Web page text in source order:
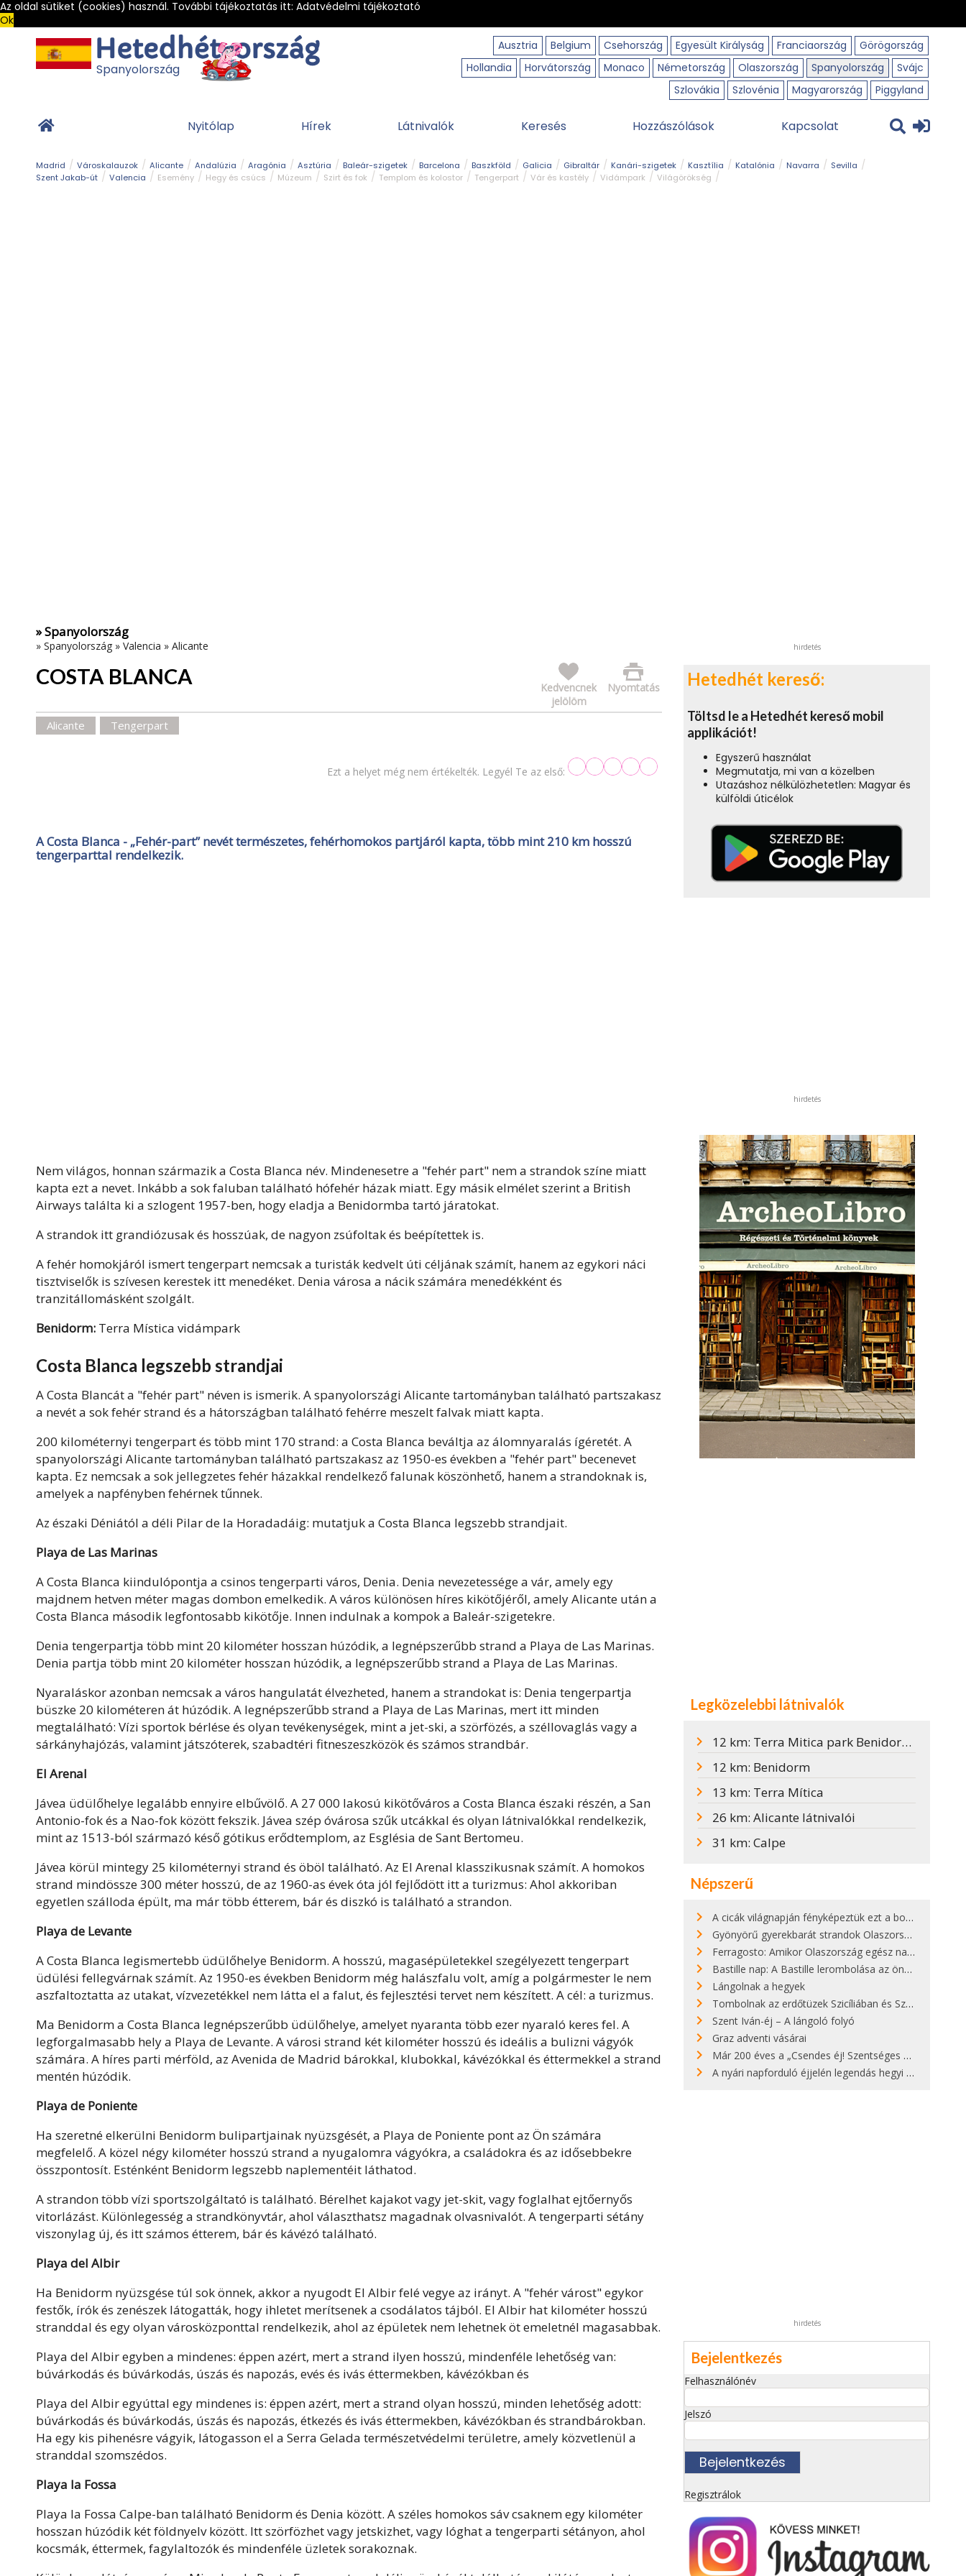
Az oldal sütiket (cookies) használ. További tájékoztatás itt: Adatvédelmi tájékoztató
Ok
Ausztria
Belgium Csehország Egyesült Királyság Franciaország
Görögország
Hollandia
Horvátország Monaco Németország Olaszország Spanyolország
Svájc
Szlovákia
Szlovénia Magyarország Piggyland
Spanyolország
Nyitólap Hírek Látnivalók Keresés Hozzászólások Kapcsolat
Madrid Városkalauzok Alicante Andalúzia Aragónia Asztúria Baleár-szigetek Barcelona Baszkföld Galicia Gibraltár Kanári-szigetek Kasztília Katalónia Navarra
Sevilla
Szent Jakab-út
Valencia Esemény Hegy és csúcs Múzeum Szirt és fok Templom és kolostor Tengerpart Vár és kastély Vidámpark Világörökség
» Spanyolország
» Spanyolország » Valencia » Alicante
COSTA BLANCA Nyomtatás
Kedvencnek
jelölöm
Alicante Tengerpart
Ezt a helyet még nem értékelték. Legyél Te az első:
A Costa Blanca - „Fehér-part” nevét természetes, fehérhomokos partjáról kapta, több mint 210 km hosszú
tengerparttal rendelkezik.
Nem világos, honnan származik a Costa Blanca név. Mindenesetre a "fehér part" nem a strandok színe miatt
kapta ezt a nevet. Inkább a sok faluban található hófehér házak miatt. Egy másik elmélet szerint a British
Airways találta ki a szlogent 1957-ben, hogy eladja a Benidormba tartó járatokat.
A strandok itt grandiózusak és hosszúak, de nagyon zsúfoltak és beépítettek is.
A fehér homokjáról ismert tengerpart nemcsak a turisták kedvelt úti céljának számít, hanem az egykori náci
tisztviselők is szívesen kerestek itt menedéket. Denia városa a nácik számára menedékként és
tranzitállomásként szolgált.
Benidorm: Terra Mística vidámpark
Costa Blanca legszebb strandjai
A Costa Blancát a "fehér part" néven is ismerik. A spanyolországi Alicante tartományban található partszakasz
a nevét a sok fehér strand és a hátországban található fehérre meszelt falvak miatt kapta.
200 kilométernyi tengerpart és több mint 170 strand: a Costa Blanca beváltja az álomnyaralás ígéretét. A
spanyolországi Alicante tartományban található partszakasz az 1950-es években a "fehér part" becenevet
kapta. Ez nemcsak a sok jellegzetes fehér házakkal rendelkező falunak köszönhető, hanem a strandoknak is,
amelyek a napfényben fehérnek tűnnek.
Az északi Déniától a déli Pilar de la Horadadáig: mutatjuk a Costa Blanca legszebb strandjait.
Playa de Las Marinas
A Costa Blanca kiindulópontja a csinos tengerparti város, Denia. Denia nevezetessége a vár, amely egy
majdnem hetven méter magas dombon emelkedik. A város különösen híres kikötőjéről, amely Alicante után a
Costa Blanca második legfontosabb kikötője. Innen indulnak a kompok a Baleár-szigetekre.
Denia tengerpartja több mint 20 kilométer hosszan húzódik, a legnépszerűbb strand a Playa de Las Marinas.
Denia partja több mint 20 kilométer hosszan húzódik, a legnépszerűbb strand a Playa de Las Marinas.
Nyaraláskor azonban nemcsak a város hangulatát élvezheted, hanem a strandokat is: Denia tengerpartja
büszke 20 kilométeren át húzódik. A legnépszerűbb strand a Playa de Las Marinas, mert itt minden
megtalálható: Vízi sportok bérlése és olyan tevékenységek, mint a jet-ski, a szörfözés, a széllovaglás vagy a
sárkányhajózás, valamint játszóterek, szabadtéri fitneszeszközök és számos strandbár.
El Arenal
Jávea üdülőhelye legalább ennyire elbűvölő. A 27 000 lakosú kikötőváros a Costa Blanca északi részén, a San
Antonio-fok és a Nao-fok között fekszik. Jávea szép óvárosa szűk utcákkal és olyan látnivalókkal rendelkezik,
mint az 1513-ból származó késő gótikus erődtemplom, az Església de Sant Bertomeu.
Jávea körül mintegy 25 kilométernyi strand és öböl található. Az El Arenal klasszikusnak számít. A homokos
strand mindössze 300 méter hosszú, de az 1960-as évek óta jól fejlődött itt a turizmus: Ahol akkoriban
egyetlen szálloda épült, ma már több étterem, bár és diszkó is található a strandon.
Playa de Levante
A Costa Blanca legismertebb üdülőhelye Benidorm. A hosszú, magasépületekkel szegélyezett tengerpart
üdülési fellegvárnak számít. Az 1950-es években Benidorm még halászfalu volt, amíg a polgármester le nem
aszfaltoztatta az utakat, vízvezetékkel nem látta el a falut, és fejlesztési tervet nem készített. A cél: a turizmus.
Ma Benidorm a Costa Blanca legnépszerűbb üdülőhelye, amelyet nyaranta több ezer nyaraló keres fel. A
legforgalmasabb hely a Playa de Levante. A városi strand két kilométer hosszú és ideális a bulizni vágyók
számára. A híres parti mérföld, az Avenida de Madrid bárokkal, klubokkal, kávézókkal és éttermekkel a strand
mentén húzódik.
Playa de Poniente
Ha szeretné elkerülni Benidorm bulipartjainak nyüzsgését, a Playa de Poniente pont az Ön számára
megfelelő. A közel négy kilométer hosszú strand a nyugalomra vágyókra, a családokra és az idősebbekre
összpontosít. Esténként Benidorm legszebb naplementéit láthatod.
A strandon több vízi sportszolgáltató is található. Bérelhet kajakot vagy jet-skit, vagy foglalhat ejtőernyős
vitorlázást. Különlegesség a strandkönyvtár, ahol választhatsz magadnak olvasnivalót. A tengerparti sétány
viszonylag új, és itt számos étterem, bár és kávézó található.
Playa del Albir
Ha Benidorm nyüzsgése túl sok önnek, akkor a nyugodt El Albir felé vegye az irányt. A "fehér várost" egykor
festők, írók és zenészek látogatták, hogy ihletet merítsenek a csodálatos tájból. El Albir hat kilométer hosszú
stranddal és egy olyan városközponttal rendelkezik, ahol az épületek nem lehetnek öt emeletnél magasabbak.
Playa del Albir egyben a mindenes: éppen azért, mert a strand ilyen hosszú, mindenféle lehetőség van:
búvárkodás és búvárkodás, úszás és napozás, evés és ivás éttermekben, kávézókban és
Playa del Albir egyúttal egy mindenes is: éppen azért, mert a strand olyan hosszú, minden lehetőség adott:
búvárkodás és búvárkodás, úszás és napozás, étkezés és ivás éttermekben, kávézókban és strandbárokban.
Ha egy kis pihenésre vágyik, látogasson el a Serra Gelada természetvédelmi területre, amely közvetlenül a
stranddal szomszédos.
Playa la Fossa
Playa la Fossa Calpe-ban található Benidorm és Denia között. A széles homokos sáv csaknem egy kilométer
hosszan húzódik két földnyelv között. Itt szörfözhet vagy jetskizhet, vagy lóghat a tengerparti sétányon, ahol
kocsmák, éttermek, fagylaltozók és mindenféle üzletek sorakoznak.
hirdetés
Hetedhét kereső:
Töltsd le a Hetedhét kereső mobil
applikációt!
Egyszerű használat
Megmutatja, mi van a közelben
Utazáshoz nélkülözhetetlen: Magyar és
külföldi úticélok
hirdetés
Legközelebbi látnivalók
12 km: Terra Mitica park Benidorm-ban
12 km: Benidorm
13 km: Terra Mítica
26 km: Alicante látnivalói
31 km: Calpe
Népszerű
A cicák világnapján fényképeztük ezt a bokor alatt hűsölő cicát Kisorosziban
Gyönyörű gyerekbarát strandok Olaszországban - megmutatjuk a 15 legjobbat
Ferragosto: Amikor Olaszország egész nap nyaral
Bastille nap: A Bastille lerombolása az önkényuralom végét jelentette
Lángolnak a hegyek
Tombolnak az erdőtüzek Szicíliában és Szardínián
Szent Iván-éj – A lángoló folyó
Graz adventi vásárai
Már 200 éves a „Csendes éj! Szentséges éj!”
A nyári napforduló éjjelén legendás hegyi tüzek világítják meg Zugspitzét
hirdetés
Bejelentkezés
Felhasználónév
Jelszó
Regisztrálok